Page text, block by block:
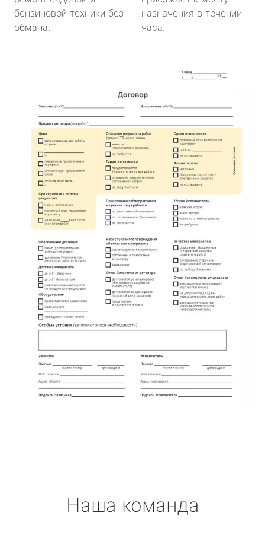
бензиновой техники без
обмана.
назначения в течении
часа.
Наша команда